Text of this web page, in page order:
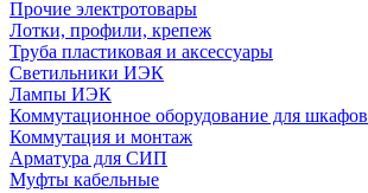
Прочие электротовары
Лотки, профили, крепеж
Труба пластиковая и аксессуары
Светильники ИЭК
Лампы ИЭК
Коммутационное оборудование для шкафов
Коммутация и монтаж
Арматура для СИП
Муфты кабельные